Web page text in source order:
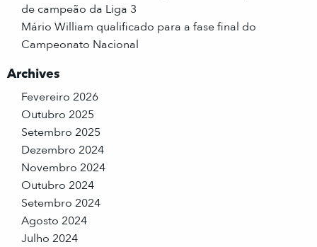
de campeão da Liga 3
Mário William qualificado para a fase final do
Campeonato Nacional
Archives
Fevereiro 2026
Outubro 2025
Setembro 2025
Dezembro 2024
Novembro 2024
Outubro 2024
Setembro 2024
Agosto 2024
Julho 2024